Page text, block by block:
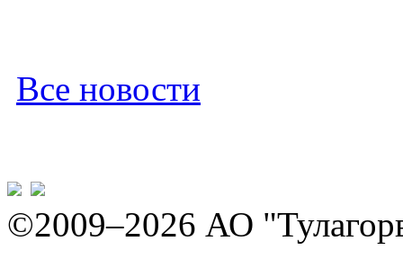
Все новости
©2009–2026 АО